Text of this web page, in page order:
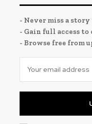
- Never miss a
- Gain full access
- Browse free from